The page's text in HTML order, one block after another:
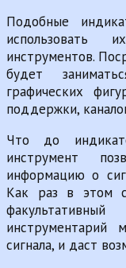
Подобные
использовать
инструментов.
будет
графических
поддержки,
Что до
инструмент
информацию о
Как раз в этом
сигнала, и даст